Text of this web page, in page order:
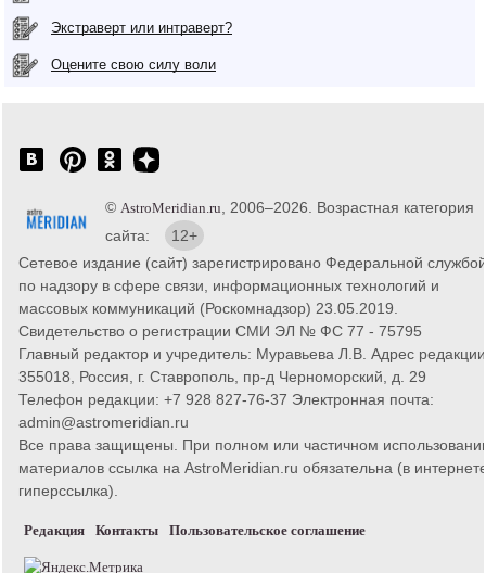
Экстраверт или интраверт?
Оцените свою силу воли
© AstroMeridian.ru , 2006–2026. Возрастная категория
сайта:
12+
Сетевое издание (сайт) зарегистрировано Федеральной службой
по надзору в сфере связи, информационных технологий и
массовых коммуникаций (Роскомнадзор) 23.05.2019.
Свидетельство о регистрации СМИ ЭЛ № ФС 77 - 75795
Главный редактор и учредитель: Муравьева Л.В. Адрес
355018, Россия, г. Ставрополь, пр-д Черноморский, д. 29
Телефон редакции: +7 928 827-76-37 Электронная почта:
admin@astromeridian.ru
Все права защищены. При полном или частичном
материалов ссылка на AstroMeridian.ru обязательна (в
гиперссылка).
Редакция Контакты Пользовательское соглашение